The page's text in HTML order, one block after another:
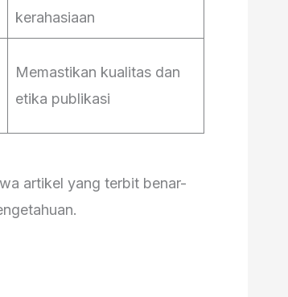
kerahasiaan
Memastikan kualitas dan
etika publikasi
artikel yang terbit benar-